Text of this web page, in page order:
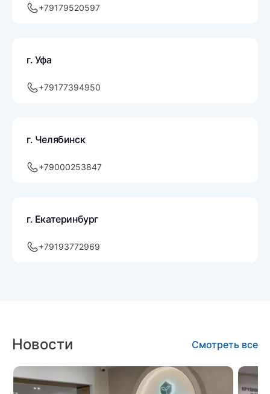
+79179520597
г. Уфа
+79177394950
г. Челябинск
+79000253847
г. Екатеринбург
+79193772969
Новости Смотреть все